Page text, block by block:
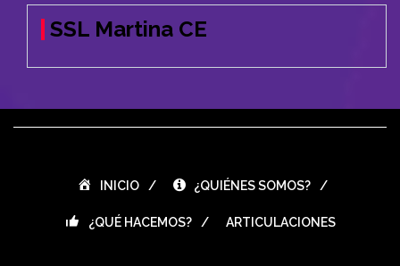
SSL Martina CE
INICIO ¿QUIÉNES SOMOS?
¿QUÉ HACEMOS? ARTICULACIONES